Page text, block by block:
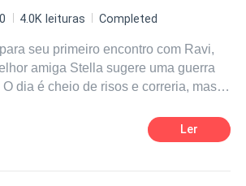
4.0K leituras Completed
seu primeiro encontro com Ravi,
amiga Stella sugere uma guerra
dia é cheio de risos e correria, mas
encontro adiado, decide cuidar de Liz
Ler